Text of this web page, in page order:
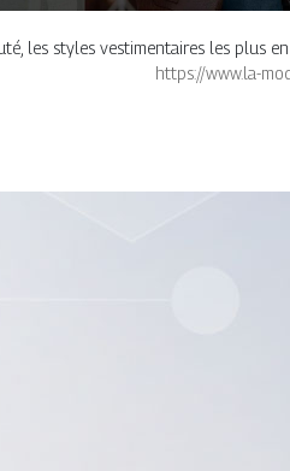
les styles vestimentaires les plus
https://www.la-